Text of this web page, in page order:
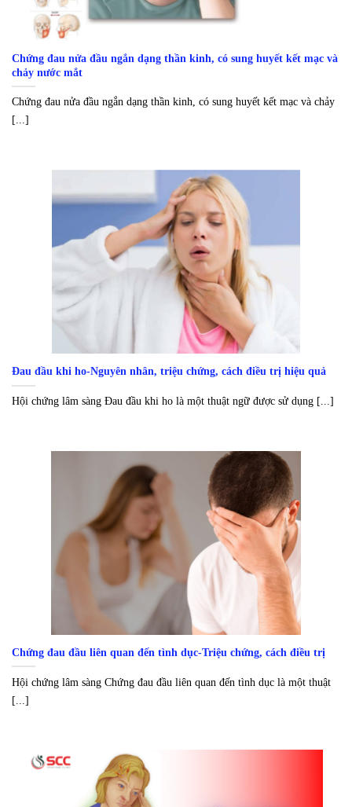
Chứng đau nửa đầu ngắn dạng thần kinh, có sung huyết kết mạc và
chảy nước mắt
Chứng đau nửa đầu ngắn dạng thần kinh, có sung huyết kết mạc và chảy
[...]
Đau đầu khi ho-Nguyên nhân, triệu chứng, cách điều trị hiệu quả
Hội chứng lâm sàng Đau đầu khi ho là một thuật ngữ được sử dụng [...]
Chứng đau đầu liên quan đến tình dục-Triệu chứng, cách điều trị
Hội chứng lâm sàng Chứng đau đầu liên quan đến tình dục là một thuật
[...]